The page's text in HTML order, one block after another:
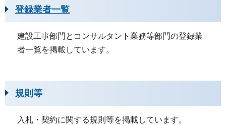
登録業者一覧
建設工事部門とコンサルタント業務等部門の登録業
者一覧を掲載しています。
規則等
入札・契約に関する規則等を掲載しています。